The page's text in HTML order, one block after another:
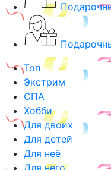
Топ
Экстрим
СПА
Хобби
Для двоих
Для детей
Для неё
Для него